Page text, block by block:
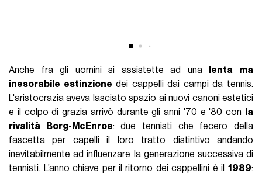
Anche fra gli uomini si assistette ad una
lenta ma
inesorabile estinzione dei cappelli dai campi da tennis.
L'aristocrazia aveva lasciato spazio ai nuovi canoni estetici
e il colpo di grazia arrivò durante gli anni '70 e '80 con
la
rivalità Borg-McEnroe: due tennisti che fecero della
fascetta per capelli il loro tratto distintivo andando
inevitabilmente ad influenzare la generazione successiva di
tennisti. L’anno chiave per il ritorno dei cappellini è il 1989: